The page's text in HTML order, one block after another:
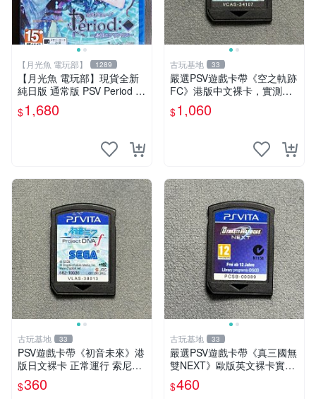
【月光魚 電玩部】 1289
【月光魚 電玩部】現貨全新
純日版 通常版 PSV Period ～
鳥籠之阿瑪迪斯～ 普通版 純
日版
$1,680
古玩基地 33
嚴選PSV遊戲卡帶《空之軌跡
FC》港版中文裸卡，實測暢
快遊戲無誤！限量販售，機器
認證僅能於索尼PSV上運行。
$1,060
古玩基地 33
PSV遊戲卡帶《初音未來》港
版日文裸卡 正常運行 索尼專
用 不退不換 限量嚴選 psv 游
戲 卡帶
$360
古玩基地 33
嚴選PSV遊戲卡帶《真三國無
雙NEXT》歐版英文裸卡實測
正常全新到貨 真三國無雙 PS
V 游戲卡帶 任玩無雙
$460